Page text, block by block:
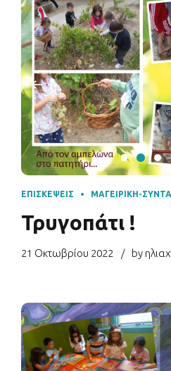
ΕΠΙΣΚΈΨΕΙΣ ΜΑΓΕΙΡΙΚΉ-
Τρυγοπάτι !
21 Οκτωβρίου 2022 by